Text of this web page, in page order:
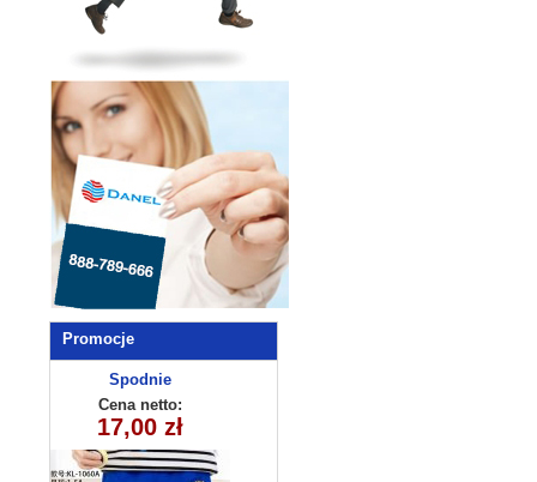
Promocje
Spodnie
dziecięce
KL-1060A
Cena netto:
17,00 zł